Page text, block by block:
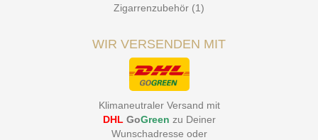
Zigarrenzubehör (1)
WIR VERSENDEN MIT
Klimaneutraler Versand mit
DHL GoGreen zu Deiner
Wunschadresse oder